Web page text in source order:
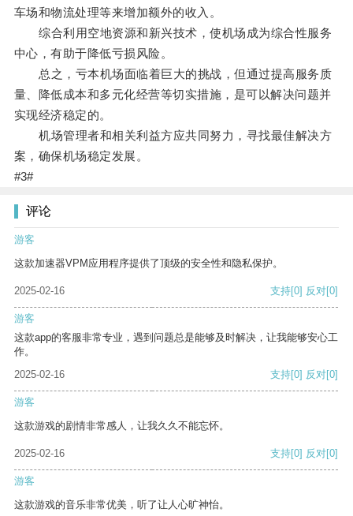
车场和物流处理等来增加额外的收入。
综合利用空地资源和新兴技术，使机场成为综合性服务
中心，有助于降低亏损风险。
总之，亏本机场面临着巨大的挑战，但通过提高服务质
量、降低成本和多元化经营等切实措施，是可以解决问题并
实现经济稳定的。
机场管理者和相关利益方应共同努力，寻找最佳解决方
案，确保机场稳定发展。
#3#
评论
游客
这款加速器VPM应用程序提供了顶级的安全性和隐私保护。
2025-02-16 支持[0] 反对[0]
游客
这款app的客服非常专业，遇到问题总是能够及时解决，让我能够安心工
作。
2025-02-16
支持[0] 反对[0]
游客
这款游戏的剧情非常感人，让我久久不能忘怀。
2025-02-16 支持[0] 反对[0]
游客
这款游戏的音乐非常优美，听了让人心旷神怡。